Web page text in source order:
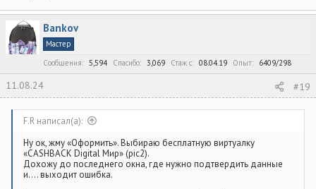
Bankov
Мастер
Сообщения
5,594 Спасибо 3,069 Стаж c 08.04.19 Опыт 6409/298
11.08.24 #19
F.R написал(а):
Ну ок, жму «Оформить». Выбираю бесплатную виртуалку
«CASHBACK Digital Мир» (pic2).
Дохожу до последнего окна, где нужно подтвердить данные
и…. выходит ошибка.